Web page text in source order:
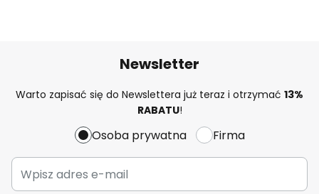
Newsletter
Warto zapisać się do Newslettera już teraz i otrzymać 13%
RABATU!
Osoba prywatna Firma